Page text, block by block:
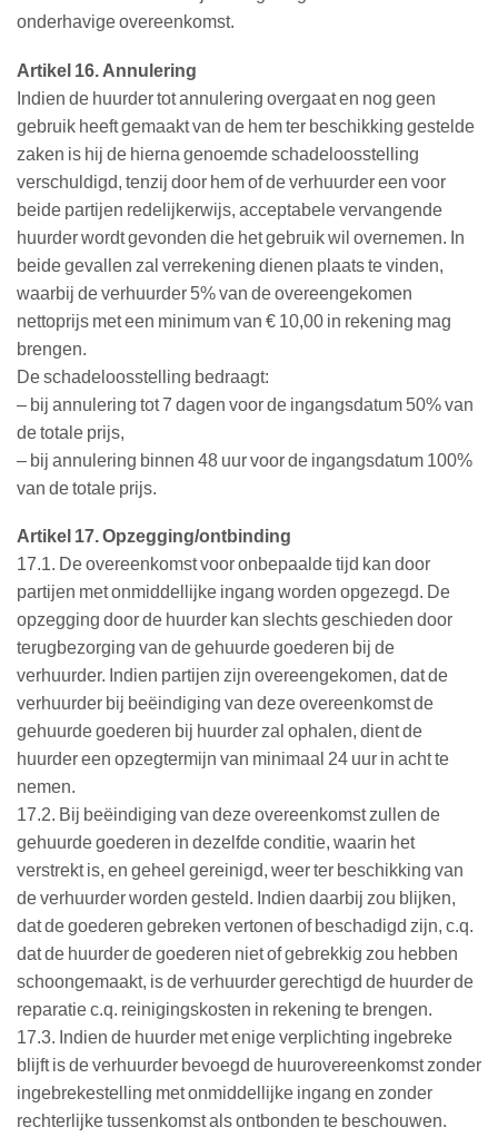
onderhavige overeenkomst.
Artikel 16. Annulering
Indien de huurder tot annulering overgaat en nog geen
gebruik heeft gemaakt van de hem ter beschikking gestelde
zaken is hij de hierna genoemde schadeloosstelling
verschuldigd, tenzij door hem of de verhuurder een voor
beide partijen redelijkerwijs, acceptabele vervangende
huurder wordt gevonden die het gebruik wil overnemen. In
beide gevallen zal verrekening dienen plaats te vinden,
waarbij de verhuurder 5% van de overeengekomen
nettoprijs met een minimum van € 10,00 in rekening mag
brengen.
De schadeloosstelling bedraagt:
– bij annulering tot 7 dagen voor de ingangsdatum 50% van
de totale prijs,
– bij annulering binnen 48 uur voor de ingangsdatum 100%
van de totale prijs.
Artikel 17. Opzegging/ontbinding
17.1. De overeenkomst voor onbepaalde tijd kan door
partijen met onmiddellijke ingang worden opgezegd. De
opzegging door de huurder kan slechts geschieden door
terugbezorging van de gehuurde goederen bij de
verhuurder. Indien partijen zijn overeengekomen, dat de
verhuurder bij beëindiging van deze overeenkomst de
gehuurde goederen bij huurder zal ophalen, dient de
huurder een opzegtermijn van minimaal 24 uur in acht te
nemen.
17.2. Bij beëindiging van deze overeenkomst zullen de
gehuurde goederen in dezelfde conditie, waarin het
verstrekt is, en geheel gereinigd, weer ter beschikking van
de verhuurder worden gesteld. Indien daarbij zou blijken,
dat de goederen gebreken vertonen of beschadigd zijn, c.q.
dat de huurder de goederen niet of gebrekkig zou hebben
schoongemaakt, is de verhuurder gerechtigd de huurder de
reparatie c.q. reinigingskosten in rekening te brengen.
17.3. Indien de huurder met enige verplichting ingebreke
blijft is de verhuurder bevoegd de huurovereenkomst zonder
ingebrekestelling met onmiddellijke ingang en zonder
rechterlijke tussenkomst als ontbonden te beschouwen.